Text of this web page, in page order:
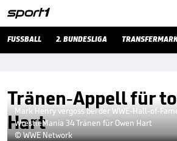
FUSSBALL 2. BUNDESLIGA
Tränen-Appell für
Hart
Mark Henry vergoss bei der WWE-Hall-of-
WrestleMania 34 Tränen für Owen Hart
© WWE Network